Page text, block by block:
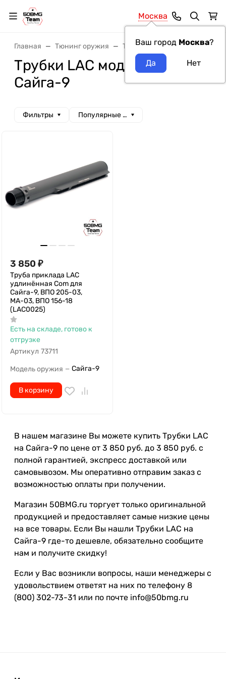
Москва
Ваш город Москва?
Главная Тюнинг оружия Трубки для прикладов
Трубки LAC модель оружия
Сайга-9
Фильтры Популярные сначала
3 850 ₽
Труба приклада LAC
удлинённая Com для
Сайга-9, ВПО 205-03,
МА-03, ВПО 156-18
(LAC0025)
Есть на складе, готово к
отгрузке
Артикул 73711
Модель оружия — Сайга-9
В корзину
В нашем магазине Вы можете купить Трубки LAC
на Сайга-9 по цене от 3 850 руб. до 3 850 руб. с
полной гарантией, экспресс доставкой или
самовывозом. Мы оперативно отправим заказ с
возможностью оплаты при получении.
Магазин 50BMG.ru торгует только оригинальной
продукцией и предоставляет самые низкие цены
на все товары. Если Вы нашли Трубки LAC на
Сайга-9 где-то дешевле, обязательно сообщите
нам и получите скидку!
Если у Вас возникли вопросы, наши менеджеры с
удовольствием ответят на них по телефону 8
(800) 302-73-31 или по почте info@50bmg.ru